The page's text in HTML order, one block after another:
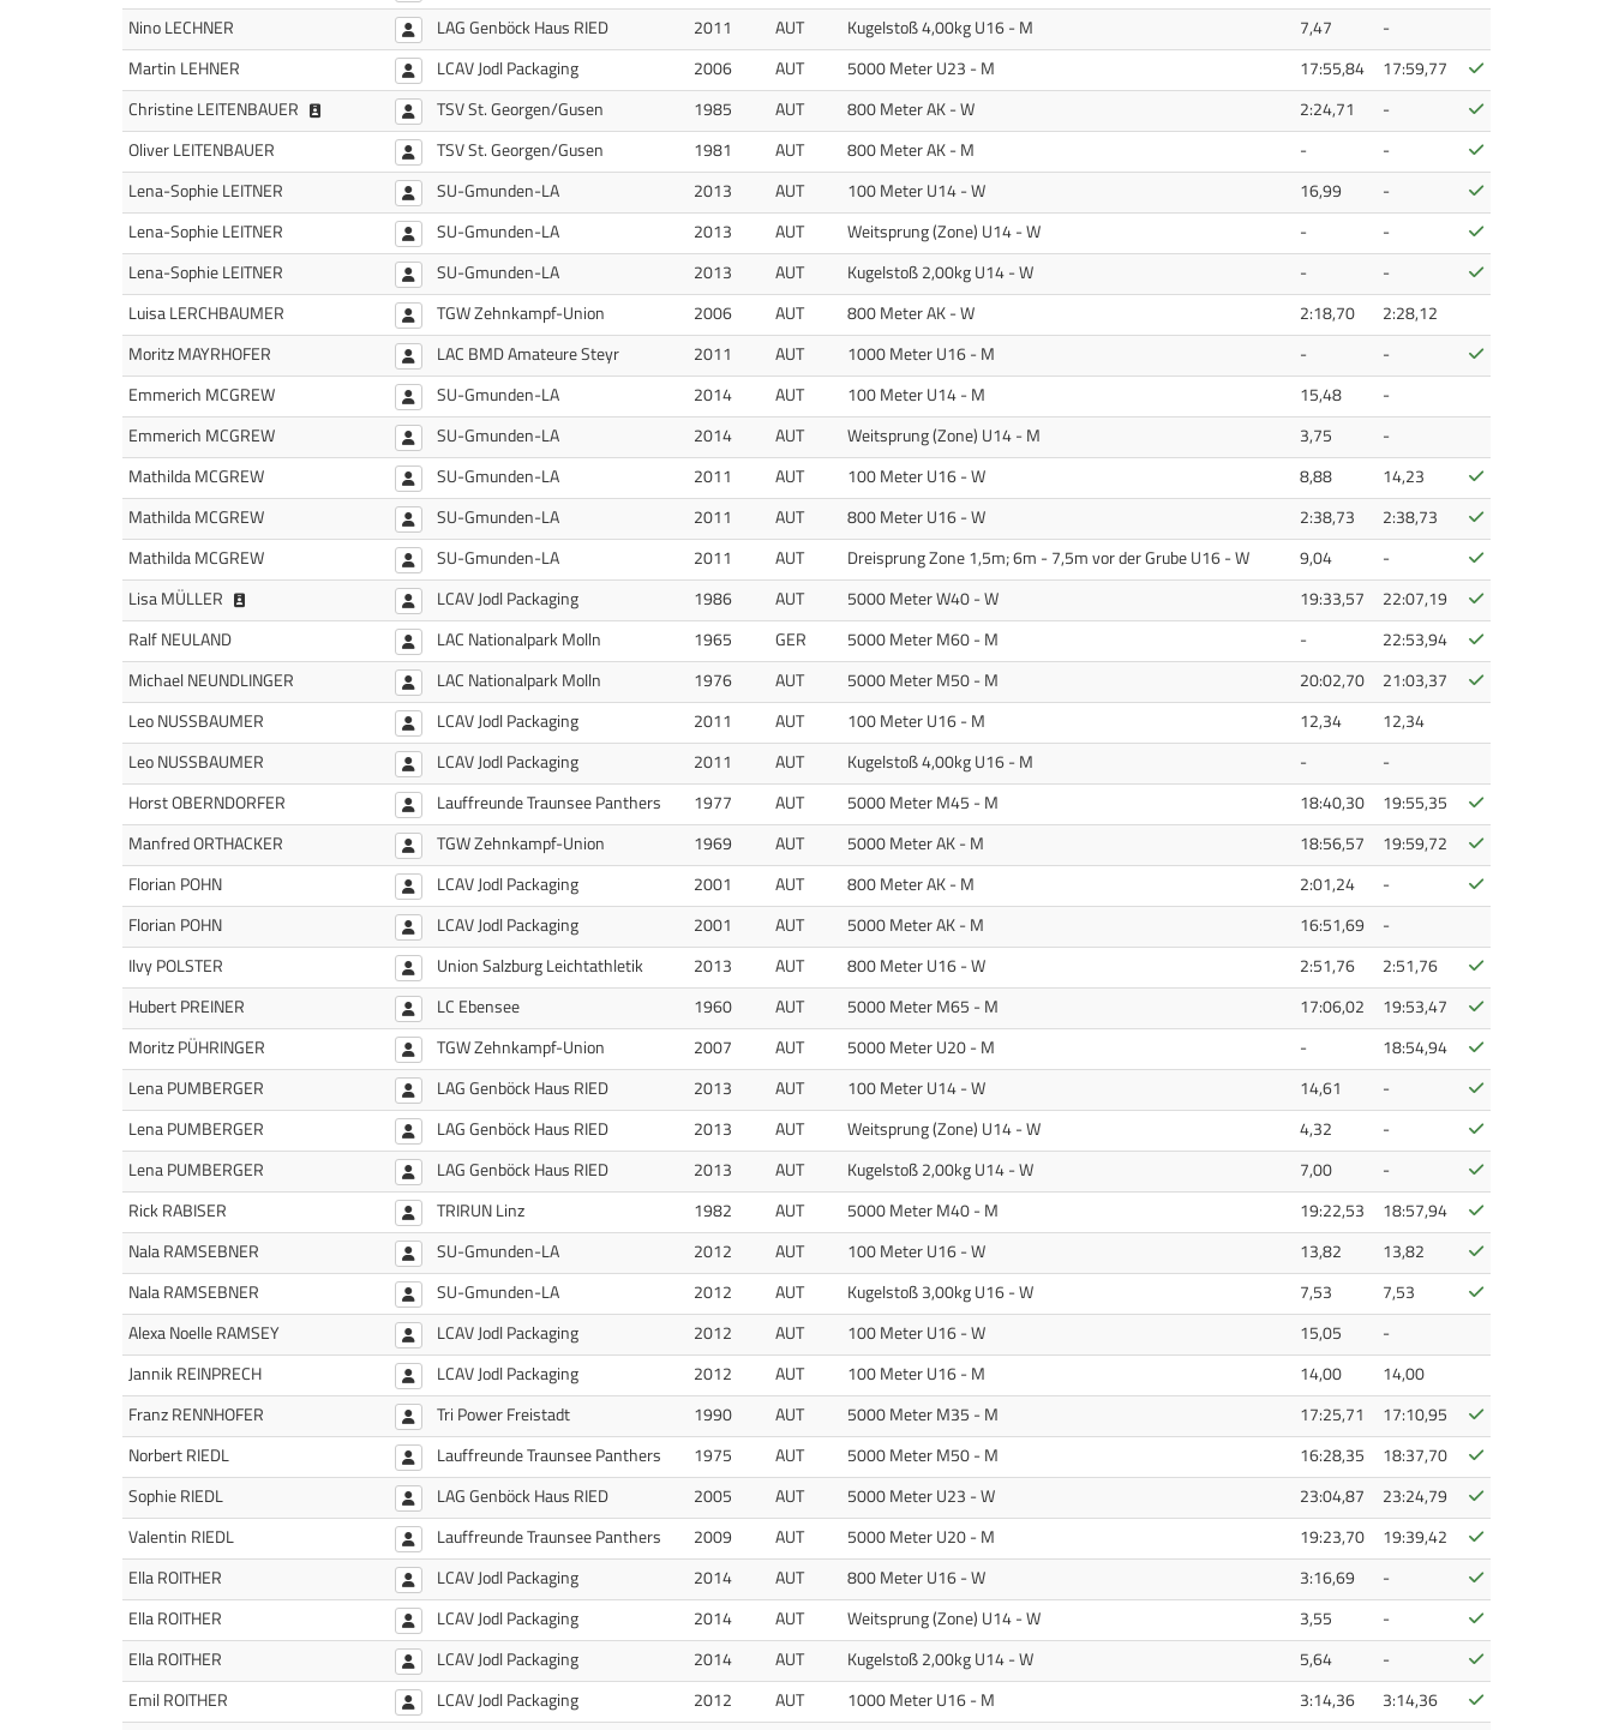
Nino LECHNER
LAG Genböck Haus RIED 2011 AUT Kugelstoß 4,00kg U16 - M 7,47
-
Martin LEHNER
LCAV Jodl Packaging 2006 AUT 5000 Meter U23 - M 17:55,84 17:59,77
Bestätigt
Christine LEITENBAUER
Christine Leitenbauer (1985/TSV St. Georgen/Gusen)
TSV St. Georgen/Gusen 1985 AUT 800 Meter AK - W 2:24,71 -
Bestätigt
Oliver LEITENBAUER
TSV St. Georgen/Gusen 1981 AUT 800 Meter AK - M - -
Bestätigt
Lena-Sophie LEITNER
SU-Gmunden-LA 2013 AUT 100 Meter U14 - W 16,99 -
Bestätigt
Lena-Sophie LEITNER
SU-Gmunden-LA 2013 AUT Weitsprung (Zone) U14 - W - -
Bestätigt
Lena-Sophie LEITNER
SU-Gmunden-LA 2013 AUT Kugelstoß 2,00kg U14 - W - -
Bestätigt
Luisa LERCHBAUMER
TGW Zehnkampf-Union 2006 AUT 800 Meter AK - W 2:18,70
2:28,12
Moritz MAYRHOFER
LAC BMD Amateure Steyr 2011 AUT 1000 Meter U16 - M - -
Bestätigt
Emmerich MCGREW
SU-Gmunden-LA 2014 AUT 100 Meter U14 - M 15,48
-
Emmerich MCGREW
SU-Gmunden-LA 2014 AUT Weitsprung (Zone) U14 - M 3,75
-
Mathilda MCGREW
SU-Gmunden-LA 2011 AUT 100 Meter U16 - W 8,88 14,23
Bestätigt
Mathilda MCGREW
SU-Gmunden-LA 2011 AUT 800 Meter U16 - W 2:38,73 2:38,73
Bestätigt
Mathilda MCGREW
SU-Gmunden-LA 2011 AUT Dreisprung Zone 1,5m; 6m - 7,5m vor der Grube U16 - W 9,04 -
Bestätigt
Lisa MÜLLER
Lisa Müller (1986/LCAV Jodl Packaging)
LCAV Jodl Packaging 1986 AUT 5000 Meter W40 - W 19:33,57 22:07,19
Bestätigt
Ralf NEULAND
LAC Nationalpark Molln 1965 GER 5000 Meter M60 - M - 22:53,94
Bestätigt
Michael NEUNDLINGER
LAC Nationalpark Molln 1976 AUT 5000 Meter M50 - M 20:02,70 21:03,37
Bestätigt
Leo NUSSBAUMER
LCAV Jodl Packaging 2011 AUT 100 Meter U16 - M 12,34
12,34
Leo NUSSBAUMER
LCAV Jodl Packaging 2011 AUT Kugelstoß 4,00kg U16 - M -
-
Horst OBERNDORFER
Lauffreunde Traunsee Panthers 1977 AUT 5000 Meter M45 - M 18:40,30 19:55,35
Bestätigt
Manfred ORTHACKER
TGW Zehnkampf-Union 1969 AUT 5000 Meter AK - M 18:56,57 19:59,72
Bestätigt
Florian POHN
LCAV Jodl Packaging 2001 AUT 800 Meter AK - M 2:01,24 -
Bestätigt
Florian POHN
LCAV Jodl Packaging 2001 AUT 5000 Meter AK - M 16:51,69
-
Ilvy POLSTER
Union Salzburg Leichtathletik 2013 AUT 800 Meter U16 - W 2:51,76 2:51,76
Bestätigt
Hubert PREINER
LC Ebensee 1960 AUT 5000 Meter M65 - M 17:06,02 19:53,47
Bestätigt
Moritz PÜHRINGER
TGW Zehnkampf-Union 2007 AUT 5000 Meter U20 - M - 18:54,94
Bestätigt
Lena PUMBERGER
LAG Genböck Haus RIED 2013 AUT 100 Meter U14 - W 14,61 -
Bestätigt
Lena PUMBERGER
LAG Genböck Haus RIED 2013 AUT Weitsprung (Zone) U14 - W 4,32 -
Bestätigt
Lena PUMBERGER
LAG Genböck Haus RIED 2013 AUT Kugelstoß 2,00kg U14 - W 7,00 -
Bestätigt
Rick RABISER
TRIRUN Linz 1982 AUT 5000 Meter M40 - M 19:22,53 18:57,94
Bestätigt
Nala RAMSEBNER
SU-Gmunden-LA 2012 AUT 100 Meter U16 - W 13,82 13,82
Bestätigt
Nala RAMSEBNER
SU-Gmunden-LA 2012 AUT Kugelstoß 3,00kg U16 - W 7,53 7,53
Bestätigt
Alexa Noelle RAMSEY
LCAV Jodl Packaging 2012 AUT 100 Meter U16 - W 15,05
-
Jannik REINPRECH
LCAV Jodl Packaging 2012 AUT 100 Meter U16 - M 14,00
14,00
Franz RENNHOFER
Tri Power Freistadt 1990 AUT 5000 Meter M35 - M 17:25,71 17:10,95
Bestätigt
Norbert RIEDL
Lauffreunde Traunsee Panthers 1975 AUT 5000 Meter M50 - M 16:28,35 18:37,70
Bestätigt
Sophie RIEDL
LAG Genböck Haus RIED 2005 AUT 5000 Meter U23 - W 23:04,87 23:24,79
Bestätigt
Valentin RIEDL
Lauffreunde Traunsee Panthers 2009 AUT 5000 Meter U20 - M 19:23,70 19:39,42
Bestätigt
Ella ROITHER
LCAV Jodl Packaging 2014 AUT 800 Meter U16 - W 3:16,69 -
Bestätigt
Ella ROITHER
LCAV Jodl Packaging 2014 AUT Weitsprung (Zone) U14 - W 3,55 -
Bestätigt
Ella ROITHER
LCAV Jodl Packaging 2014 AUT Kugelstoß 2,00kg U14 - W 5,64 -
Bestätigt
Emil ROITHER
LCAV Jodl Packaging 2012 AUT 1000 Meter U16 - M 3:14,36 3:14,36
Bestätigt